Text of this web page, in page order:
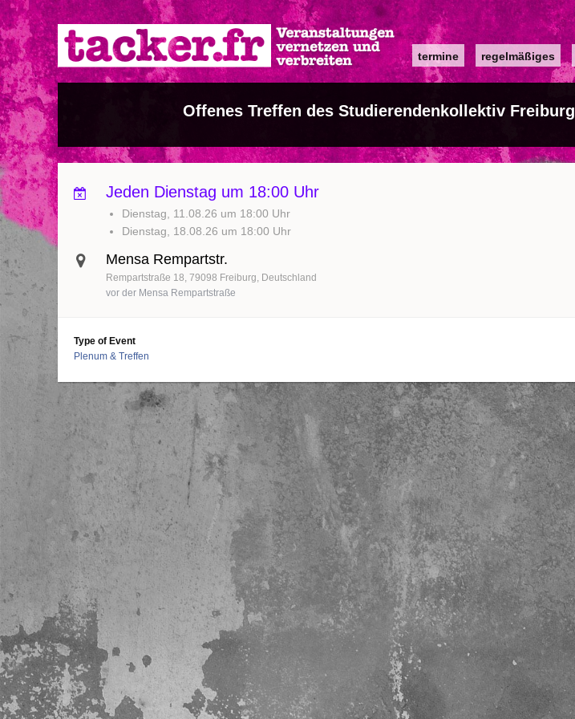
Direkt
zum
Inhalt
Main
navigation
termine regelmäßiges
Offenes Treffen des Studierendenkollektiv Freiburg
Jeden Dienstag um 18:00 Uhr
Dienstag, 11.08.26 um 18:00 Uhr
Dienstag, 18.08.26 um 18:00 Uhr
Mensa Rempartstr.
Rempartstraße 18 79098 Freiburg
Deutschland
vor der Mensa Rempartstraße
Type of Event
Plenum & Treffen